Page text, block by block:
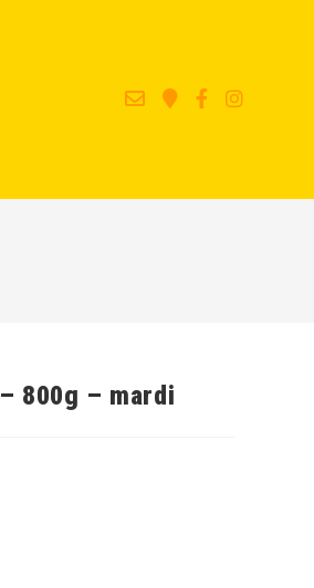
800g – mardi